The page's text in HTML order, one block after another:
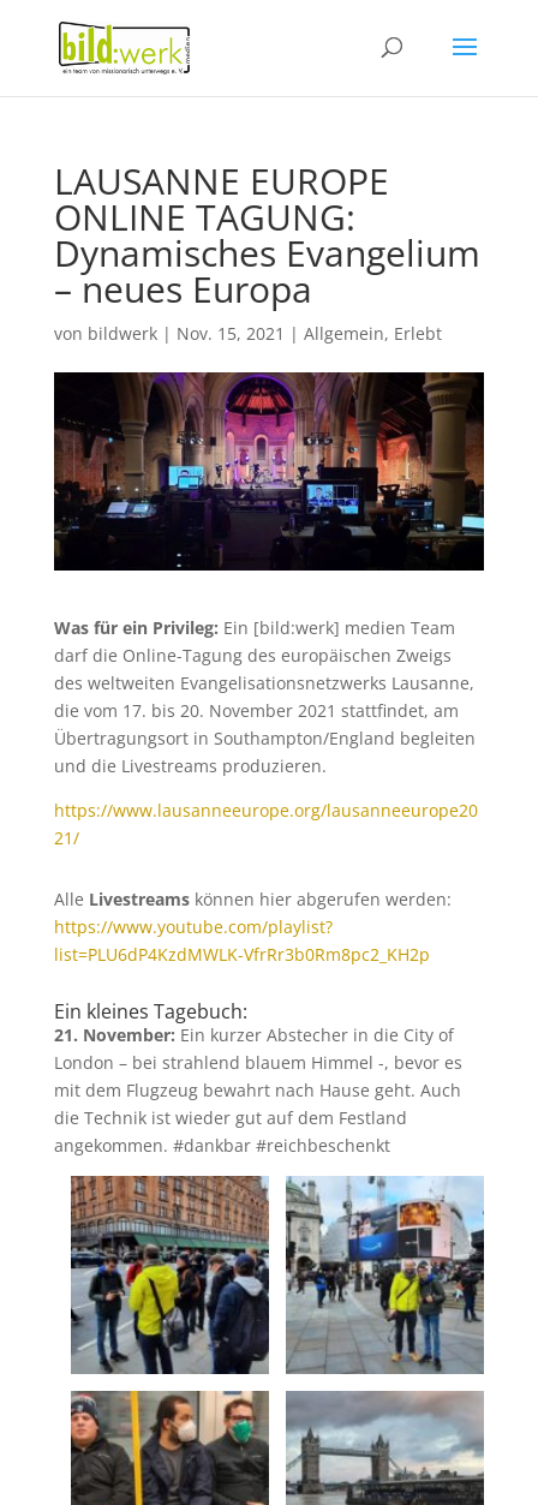
LAUSANNE EUROPE
ONLINE TAGUNG:
Dynamisches Evangelium
– neues Europa
von bildwerk| Nov. 15, 2021 | Allgemein, Erlebt
Was für ein Privileg: Ein [bild:werk] medien Team
darf die Online-Tagung des europäischen Zweigs
des weltweiten Evangelisationsnetzwerks Lausanne,
die vom 17. bis 20. November 2021 stattfindet, am
Übertragungsort in Southampton/England begleiten
und die Livestreams produzieren.
https://www.lausanneeurope.org/lausanneeurope20
21/
Alle Livestreams können hier abgerufen werden:
https://www.youtube.com/playlist?
list=PLU6dP4KzdMWLK-VfrRr3b0Rm8pc2_KH2p
Ein kleines Tagebuch:
21. November: Ein kurzer Abstecher in die City of
London – bei strahlend blauem Himmel -, bevor es
mit dem Flugzeug bewahrt nach Hause geht. Auch
die Technik ist wieder gut auf dem Festland
angekommen. #dankbar #reichbeschenkt